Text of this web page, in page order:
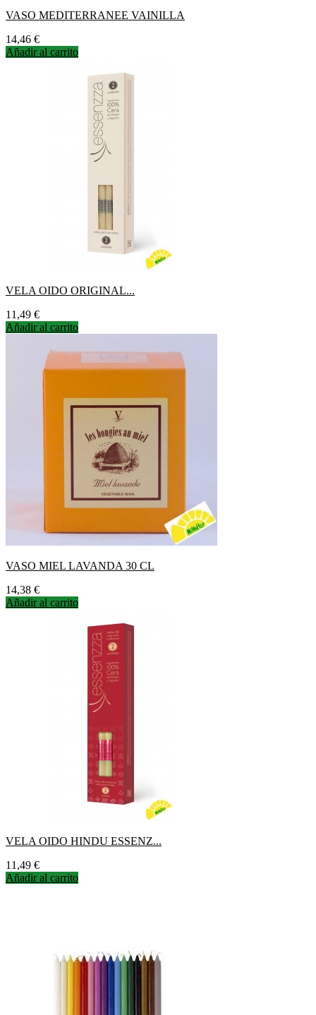
VASO MEDITERRANEE VAINILLA
Precio
14,46 €
Añadir al carrito
VELA OIDO ORIGINAL...
Precio
11,49 €
Añadir al carrito
VASO MIEL LAVANDA 30 CL
Precio
14,38 €
Añadir al carrito
VELA OIDO HINDU ESSENZ...
Precio
11,49 €
Añadir al carrito